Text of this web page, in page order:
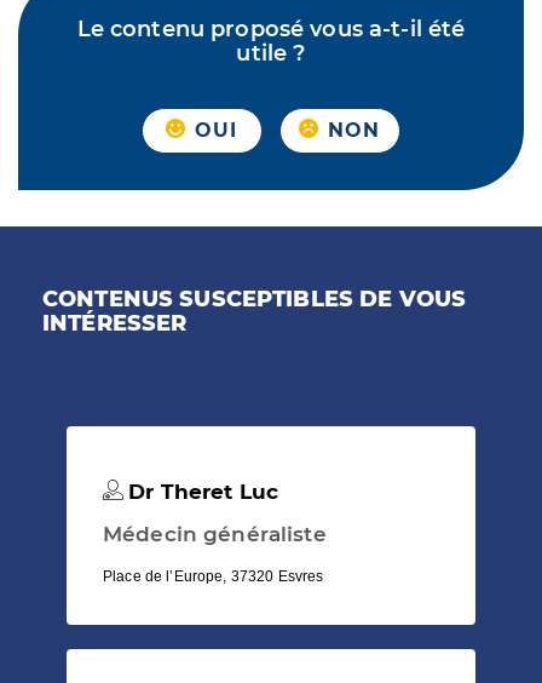
Le contenu proposé vous a-t-il été
utile ?
OUI NON
CONTENUS SUSCEPTIBLES DE VOUS
INTÉRESSER
Dr Theret Luc
Médecin généraliste
Place de l’Europe, 37320 Esvres